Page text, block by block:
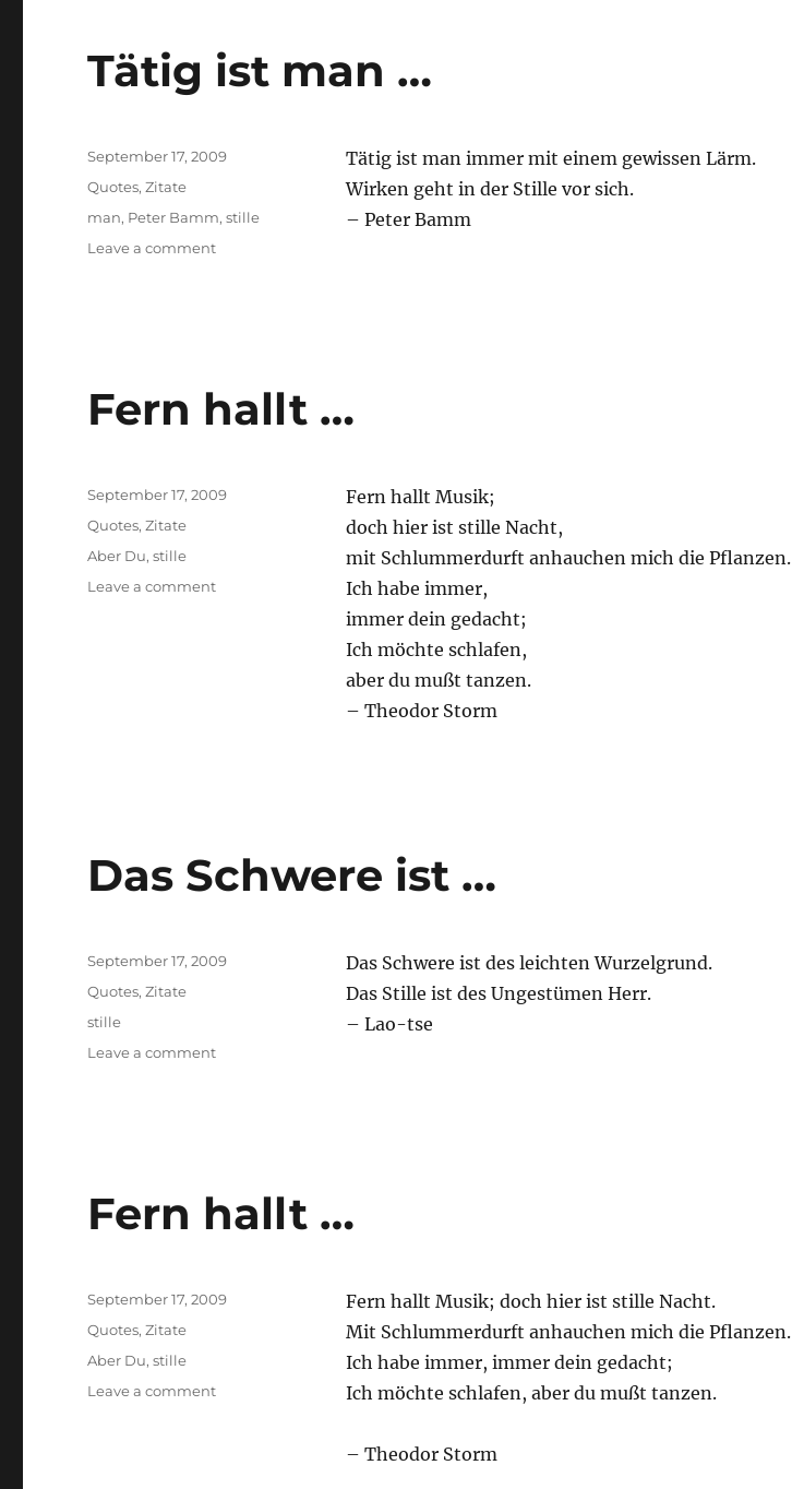
Tätig ist man …
Tätig ist man immer mit einem gewissen Lärm.
Wirken geht in der Stille vor sich.
– Peter Bamm
Posted
September 17, 2009
Categories
Quotes,Zitate
Tags
man, Peter Bamm,stille
Leave a commenton
Fern hallt …
Fern hallt Musik;
doch hier ist stille Nacht,
mit Schlummerdurft anhauchen mich die Pflanzen.
Ich habe immer,
immer dein gedacht;
Ich möchte schlafen,
aber du mußt tanzen.
– Theodor Storm
Posted
September 17, 2009
Categories
Quotes,Zitate
Tags
Aber Du,stille
Leave a commenton
Das Schwere ist …
Das Schwere ist des leichten Wurzelgrund.
Das Stille ist des Ungestümen Herr.
– Lao-tse
Posted
September 17, 2009
Categories
Quotes,Zitate
Tags
stille
Leave a commenton
Fern hallt …
Fern hallt Musik; doch hier ist stille Nacht.
Mit Schlummerdurft anhauchen mich die Pflanzen.
Ich habe immer, immer dein gedacht;
Ich möchte schlafen, aber du mußt tanzen.
– Theodor Storm
Posted
September 17, 2009
Categories
Quotes,Zitate
Tags
Aber Du,stille
Leave a commenton